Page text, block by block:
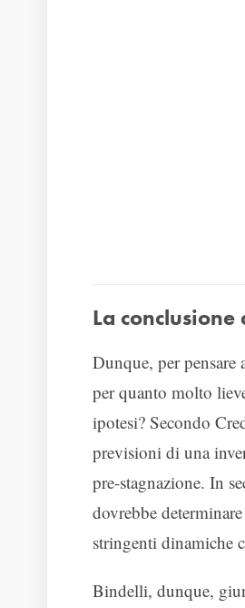
La conclusione
Dunque, per pensare
per quanto molto
ipotesi? Secondo
previsioni di una
pre-stagnazione. In
dovrebbe determinare
stringenti dinamiche
Bindelli, dunque,